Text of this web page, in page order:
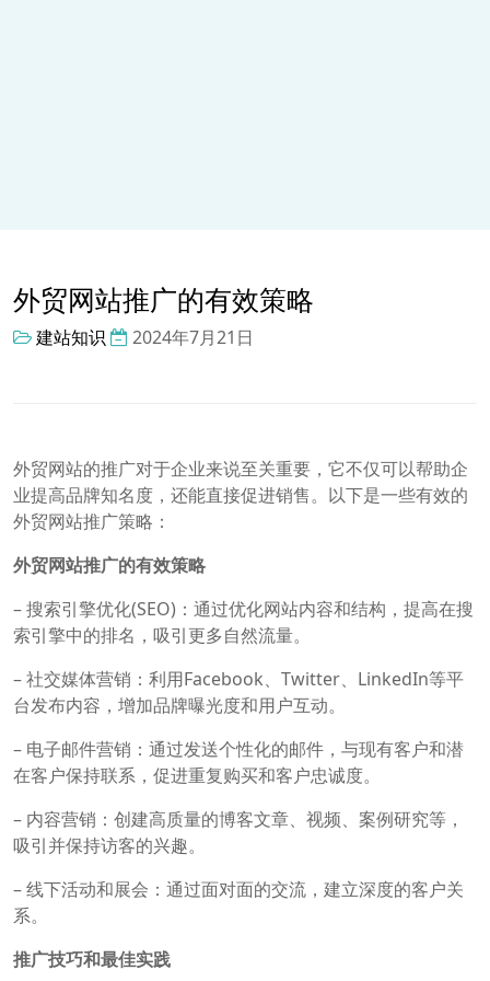
外贸网站推广的有效策略
建站知识 2024年7月21日
外贸网站的推广对于企业来说至关重要，它不仅可以帮助企
业提高品牌知名度，还能直接促进销售。以下是一些有效的
外贸网站推广策略：
外贸网站推广的有效策略
– 搜索引擎优化(SEO)：通过优化网站内容和结构，提高在搜
索引擎中的排名，吸引更多自然流量。
– 社交媒体营销：利用Facebook、Twitter、LinkedIn等平
台发布内容，增加品牌曝光度和用户互动。
– 电子邮件营销：通过发送个性化的邮件，与现有客户和潜
在客户保持联系，促进重复购买和客户忠诚度。
– 内容营销：创建高质量的博客文章、视频、案例研究等，
吸引并保持访客的兴趣。
– 线下活动和展会：通过面对面的交流，建立深度的客户关
系。
推广技巧和最佳实践